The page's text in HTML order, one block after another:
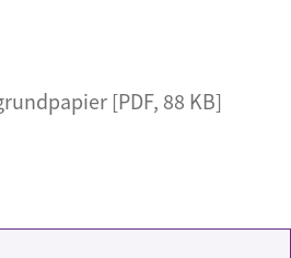
[PDF, 88 KB]